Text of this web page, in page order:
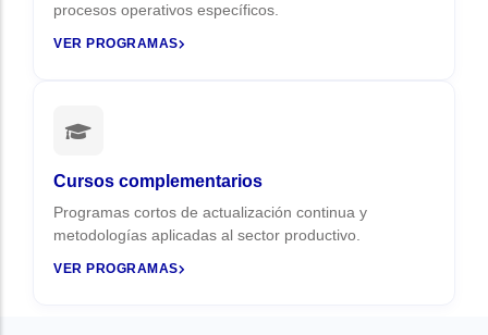
procesos operativos específicos.
VER PROGRAMAS
Cursos complementarios
Programas cortos de actualización continua y
metodologías aplicadas al sector productivo.
VER PROGRAMAS